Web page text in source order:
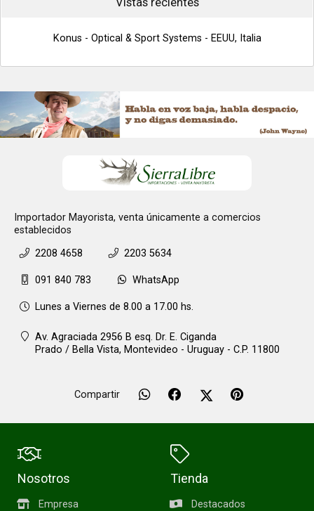
Konus - Optical & Sport Systems - EEUU, Italia
Importador Mayorista, venta únicamente a comercios
establecidos
2208 4658
2203 5634
091 840 783 WhatsApp
Lunes a Viernes de 8.00 a 17.00 hs.
Av. Agraciada 2956 B esq. Dr. E. Ciganda
Prado / Bella Vista, Montevideo - Uruguay - C.P. 11800
Compartir
Nosotros
Empresa
Tienda
Destacados